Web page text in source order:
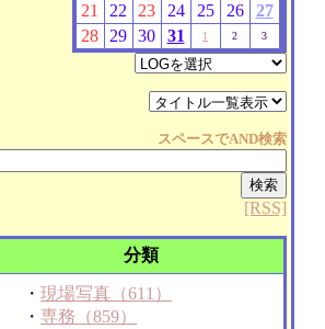
21
22 23 24 25 26
27
28 29 30 31 1 2 3
スペースでAND検索
[RSS]
分類
・ 現場写真（611）
・ 専務（859）